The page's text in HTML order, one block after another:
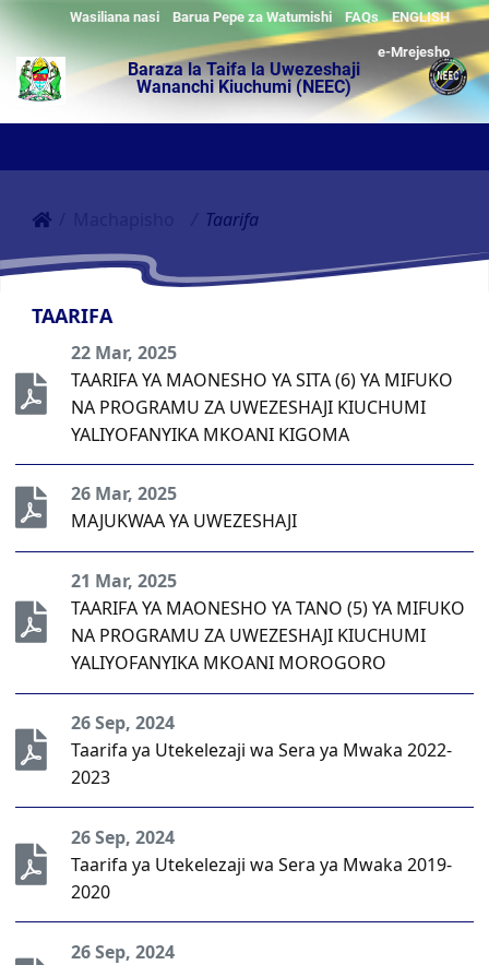
ENGLISH
FAQs
Barua Pepe za Watumishi
Wasiliana nasi
e-Mrejesho
Baraza la Taifa la Uwezeshaji
Wananchi Kiuchumi (NEEC)
Taarifa
TAARIFA
22 Mar, 2025
TAARIFA YA MAONESHO YA SITA (6) YA MIFUKO
NA PROGRAMU ZA UWEZESHAJI KIUCHUMI
YALIYOFANYIKA MKOANI KIGOMA
26 Mar, 2025
MAJUKWAA YA UWEZESHAJI
21 Mar, 2025
TAARIFA YA MAONESHO YA TANO (5) YA MIFUKO
NA PROGRAMU ZA UWEZESHAJI KIUCHUMI
YALIYOFANYIKA MKOANI MOROGORO
26 Sep, 2024
Taarifa ya Utekelezaji wa Sera ya Mwaka 2022-
2023
26 Sep, 2024
Taarifa ya Utekelezaji wa Sera ya Mwaka 2019-
2020
26 Sep, 2024